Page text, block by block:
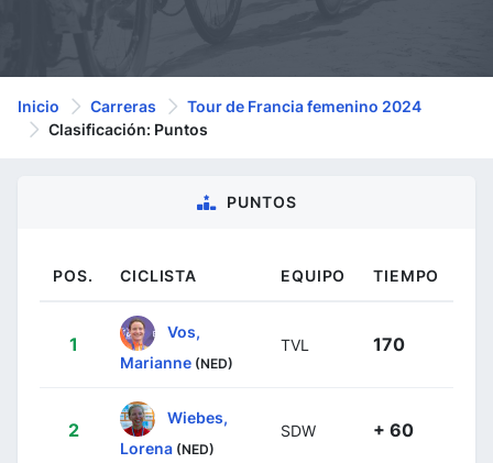
Inicio Carreras
Tour de Francia femenino 2024
Clasificación: Puntos
PUNTOS
POS. CICLISTA EQUIPO TIEMPO
1
Vos,
Marianne (NED)
TVL 170
2
Wiebes,
Lorena (NED)
SDW + 60